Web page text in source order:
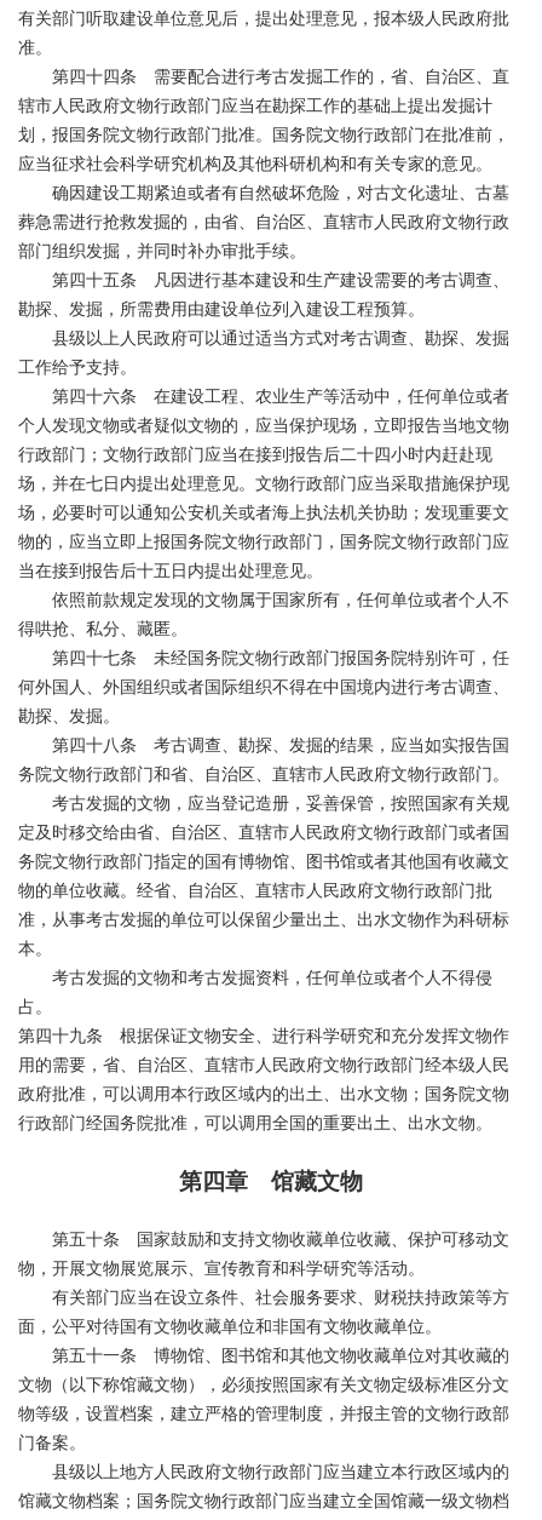
有关部门听取建设单位意见后，提出处理意见，报本级人民政府批
准。
第四十四条 需要配合进行考古发掘工作的，省、自治区、直
辖市人民政府文物行政部门应当在勘探工作的基础上提出发掘计
划，报国务院文物行政部门批准。国务院文物行政部门在批准前，
应当征求社会科学研究机构及其他科研机构和有关专家的意见。
确因建设工期紧迫或者有自然破坏危险，对古文化遗址、古墓
葬急需进行抢救发掘的，由省、自治区、直辖市人民政府文物行政
部门组织发掘，并同时补办审批手续。
第四十五条 凡因进行基本建设和生产建设需要的考古调查、
勘探、发掘，所需费用由建设单位列入建设工程预算。
县级以上人民政府可以通过适当方式对考古调查、勘探、发掘
工作给予支持。
第四十六条 在建设工程、农业生产等活动中，任何单位或者
个人发现文物或者疑似文物的，应当保护现场，立即报告当地文物
行政部门；文物行政部门应当在接到报告后二十四小时内赶赴现
场，并在七日内提出处理意见。文物行政部门应当采取措施保护现
场，必要时可以通知公安机关或者海上执法机关协助；发现重要文
物的，应当立即上报国务院文物行政部门，国务院文物行政部门应
当在接到报告后十五日内提出处理意见。
依照前款规定发现的文物属于国家所有，任何单位或者个人不
得哄抢、私分、藏匿。
第四十七条 未经国务院文物行政部门报国务院特别许可，任
何外国人、外国组织或者国际组织不得在中国境内进行考古调查、
勘探、发掘。
第四十八条 考古调查、勘探、发掘的结果，应当如实报告国
务院文物行政部门和省、自治区、直辖市人民政府文物行政部门。
考古发掘的文物，应当登记造册，妥善保管，按照国家有关规
定及时移交给由省、自治区、直辖市人民政府文物行政部门或者国
务院文物行政部门指定的国有博物馆、图书馆或者其他国有收藏文
物的单位收藏。经省、自治区、直辖市人民政府文物行政部门批
准，从事考古发掘的单位可以保留少量出土、出水文物作为科研标
本。
考古发掘的文物和考古发掘资料，任何单位或者个人不得侵
占。
第四十九条 根据保证文物安全、进行科学研究和充分发挥文物作
用的需要，省、自治区、直辖市人民政府文物行政部门经本级人民
政府批准，可以调用本行政区域内的出土、出水文物；国务院文物
行政部门经国务院批准，可以调用全国的重要出土、出水文物。
第四章 馆藏文物
第五十条 国家鼓励和支持文物收藏单位收藏、保护可移动文
物，开展文物展览展示、宣传教育和科学研究等活动。
有关部门应当在设立条件、社会服务要求、财税扶持政策等方
面，公平对待国有文物收藏单位和非国有文物收藏单位。
第五十一条 博物馆、图书馆和其他文物收藏单位对其收藏的
文物（以下称馆藏文物），必须按照国家有关文物定级标准区分文
物等级，设置档案，建立严格的管理制度，并报主管的文物行政部
门备案。
县级以上地方人民政府文物行政部门应当建立本行政区域内的
馆藏文物档案；国务院文物行政部门应当建立全国馆藏一级文物档